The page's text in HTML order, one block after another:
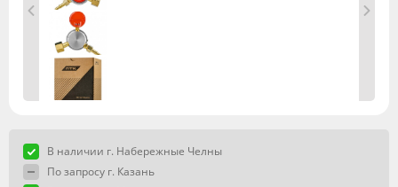
В наличии г. Набережные Челны
По запросу г. Казань